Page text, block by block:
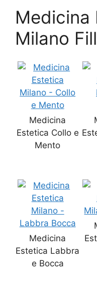
Medicina
Milano
Medicina
Estetica Collo e
Mento
Medicina
Estetica Labbra
e Bocca